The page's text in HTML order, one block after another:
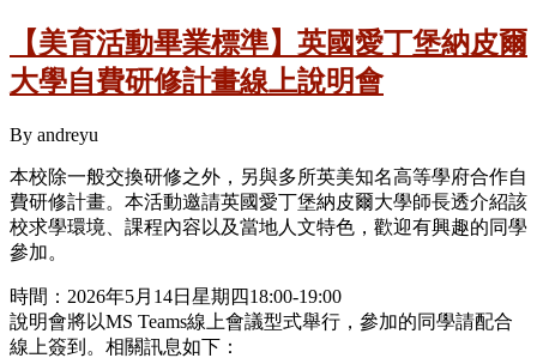
【美育活動畢業標準】英國愛丁堡納皮爾
大學自費研修計畫線上說明會
By andreyu
本校除一般交換研修之外，另與多所英美知名高等學府合作自
費研修計畫。本活動邀請英國愛丁堡納皮爾大學師長透介紹該
校求學環境、課程內容以及當地人文特色，歡迎有興趣的同學
參加。
時間：2026年5月14日星期四18:00-19:00
說明會將以MS Teams線上會議型式舉行，參加的同學請配合
線上簽到。相關訊息如下：